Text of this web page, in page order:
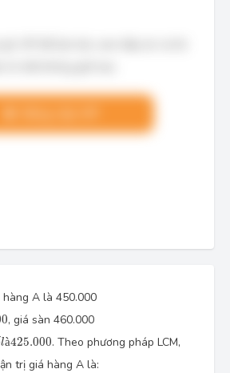
A là 450.000
, giá sàn 460.000
là425.000
là 425.000. Theo phương pháp LCM,
trị giá hàng A là: